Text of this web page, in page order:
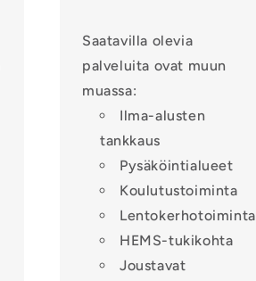
Saatavilla olevia
palveluita ovat muun
muassa:
Ilma-alusten
tankkaus
Pysäköintialueet
Koulutustoiminta
Lentokerhotoiminta
HEMS-tukikohta
Joustavat